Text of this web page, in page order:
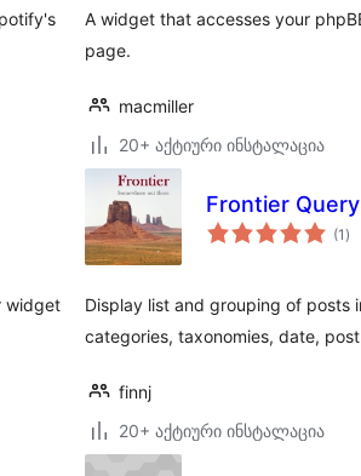
A widget that accesses your
page.
macmiller
20+ აქტიური ინსტალაცია
widget
Frontier Query
(1 )
Display list and grouping of posts
categories, taxonomies, date,
finnj
20+ აქტიური ინსტალაცია